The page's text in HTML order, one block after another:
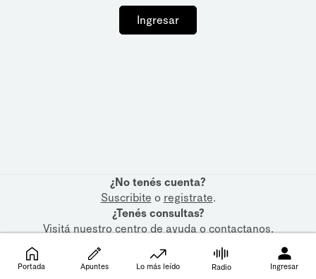
Ingresar
¿No tenés cuenta?
Suscribite o registrate.
¿Tenés consultas?
Visitá nuestrocentro de ayudaocontactanos.
Portada Apuntes Lo más leído Radio Ingresar